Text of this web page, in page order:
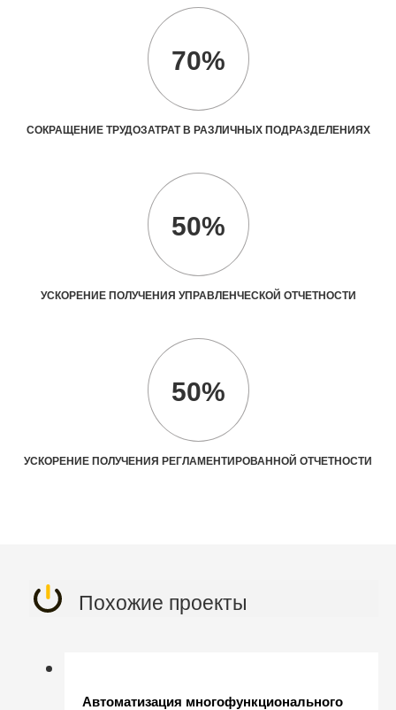
70%
СОКРАЩЕНИЕ ТРУДОЗАТРАТ В РАЗЛИЧНЫХ ПОДРАЗДЕЛЕНИЯХ
50%
УСКОРЕНИЕ ПОЛУЧЕНИЯ УПРАВЛЕНЧЕСКОЙ ОТЧЕТНОСТИ
50%
УСКОРЕНИЕ ПОЛУЧЕНИЯ РЕГЛАМЕНТИРОВАННОЙ ОТЧЕТНОСТИ
Похожие проекты
Автоматизация многофункционального